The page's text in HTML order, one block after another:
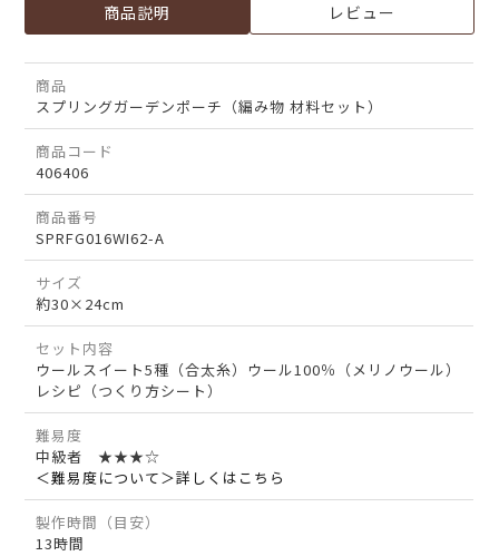
商品説明 レビュー
商品
スプリングガーデンポーチ（編み物 材料セット）
商品コード
406406
商品番号
SPRFG016WI62-A
サイズ
約30×24cm
セット内容
ウールスイート5種（合太糸）ウール100％（メリノウール）
レシピ（つくり方シート）
難易度
中級者 ★★★☆
＜難易度について＞詳しくはこちら
製作時間（目安）
13時間